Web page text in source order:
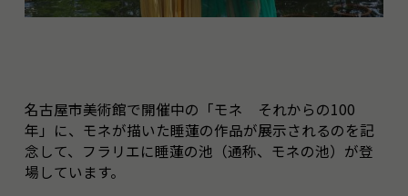
名古屋市美術館で開催中の「モネ それからの100
年」に、モネが描いた睡蓮の作品が展示されるのを記
念して、フラリエに睡蓮の池（通称、モネの池）が登
場しています。